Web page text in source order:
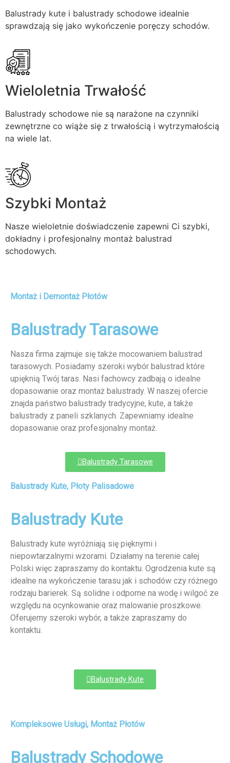
Balustrady kute i balustrady schodowe idealnie
sprawdzają się jako wykończenie poręczy schodów.
Wieloletnia Trwałość
Balustrady schodowe nie są narażone na czynniki
zewnętrzne co wiąże się z trwałością i wytrzymałością
na wiele lat.
Szybki Montaż
Nasze wieloletnie doświadczenie zapewni Ci szybki,
dokładny i profesjonalny montaż balustrad
schodowych.
Montaż i Demontaż Płotów
Balustrady Tarasowe
Nasza firma zajmuje się także mocowaniem balustrad
tarasowych. Posiadamy szeroki wybór balustrad które
upięknią Twój taras. Nasi fachowcy zadbają o idealne
dopasowanie oraz montaż balustrady. W naszej ofercie
znajda państwo balustrady tradycyjne, kute, a także
balustrady z paneli szklanych. Zapewniamy idealne
dopasowanie oraz profesjonalny montaż.
Balustrady Tarasowe
Balustrady Kute, Płoty Palisadowe
Balustrady Kute
Balustrady kute wyróżniają się pięknymi i
niepowtarzalnymi wzorami. Działamy na terenie całej
Polski więc zapraszamy do kontaktu. Ogrodzenia kute są
idealne na wykończenie tarasu jak i schodów czy różnego
rodzaju barierek. Są solidne i odporne na wodę i wilgoć ze
względu na ocynkowanie oraz malowanie proszkowe.
Oferujemy szeroki wybór, a także zapraszamy do
kontaktu.
Balustrady Kute
Kompleksowe Usługi, Montaż Płotów
Balustrady Schodowe